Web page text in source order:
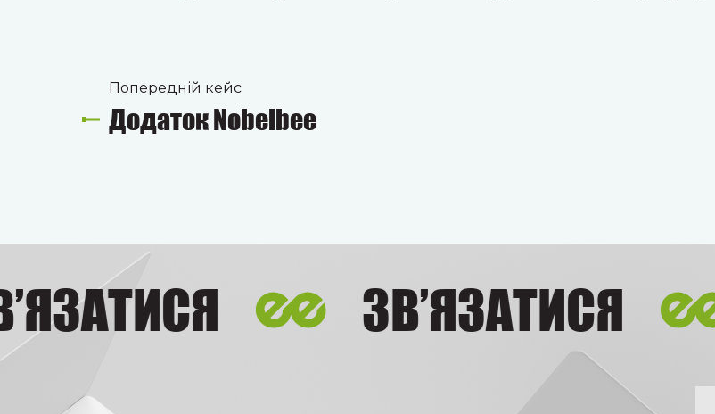
Попередній кейс
Додаток Nobelbee
ЗВ’ЯЗАТИСЯ